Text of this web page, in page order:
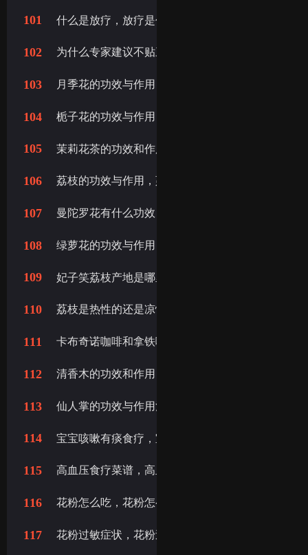
101 什么是放疗，放疗是什么
102 为什么专家建议不贴三伏贴
103 月季花的功效与作用，月季花泡水喝的功效与作用
104 栀子花的功效与作用，栀子花的作用与功效
105 茉莉花茶的功效和作用,茉莉花茶的功效与作用,茉莉
106 荔枝的功效与作用，荔枝核的功效与作用
107 曼陀罗花有什么功效，曼陀罗花的功效
108 绿萝花的功效与作用，绿萝的功效与作用
109 妃子笑荔枝产地是哪里，荔枝妃子笑的来历
110 荔枝是热性的还是凉性的，荔枝属于寒性还是热性
111 卡布奇诺咖啡和拿铁咖啡的区别， 咖啡拿铁和卡布
112 清香木的功效和作用，清香木的作用和功效
113 仙人掌的功效与作用治什么病，仙人掌的作用与功
114 宝宝咳嗽有痰食疗，宝宝感冒咳嗽有痰吃什么食疗
115 高血压食疗菜谱，高血压食疗最好的方法
116 花粉怎么吃，花粉怎么吃效果好
117 花粉过敏症状，花粉过敏的症状